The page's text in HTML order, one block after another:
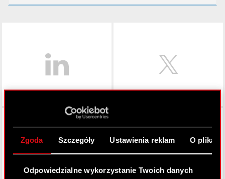
Zgoda Szczegóły Ustawienia reklam O
Odpowiedzialne wykorzystanie Twoich danych